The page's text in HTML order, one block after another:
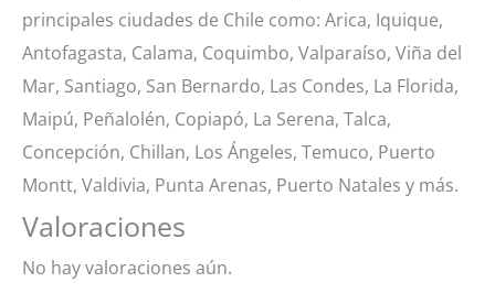
principales ciudades de Chile como: Arica, Iquique,
Antofagasta, Calama, Coquimbo, Valparaíso, Viña del
Mar, Santiago, San Bernardo, Las Condes, La Florida,
Maipú, Peñalolén, Copiapó, La Serena, Talca,
Concepción, Chillan, Los Ángeles, Temuco, Puerto
Montt, Valdivia, Punta Arenas, Puerto Natales y más.
Valoraciones
No hay valoraciones aún.